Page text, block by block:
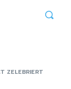
ZELEBRIERT